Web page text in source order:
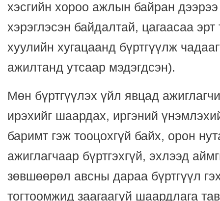
хэсгийн хороо ажлын байран дээрээ
хэрэглэсэн байдалтай, цагаасаа
хуулийн хугацаанд бүртгүүлж
ажилтанд утсаар мэдэгдсэн).
Мөн бүртгүүлэх үйл явцад
ирэхийг шаардах, иргэний
баримт гэж тооцохгүй байх, орон
ажиглагчаар бүртгэхгүй, эхлээд
зөвшөөрөл авсны дараа бүртгүүл
тогтоомжид заагаагүй шаардлага